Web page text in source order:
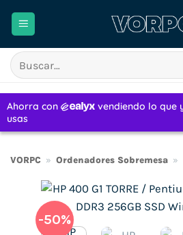
Buscar
por:
VORPC » Ordenadores Sobremesa »
-50%